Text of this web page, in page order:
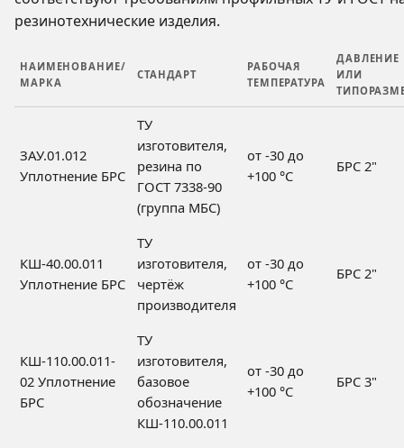
резинотехнические изделия.
НАИМЕНОВАНИЕ/
МАРКА
СТАНДАРТ
РАБОЧАЯ
ТЕМПЕРАТУРА
ДАВЛЕНИЕ
ИЛИ
ЗАУ.01.012
Уплотнение БРС
ТУ
изготовителя,
резина по
ГОСТ 7338-90
(группа МБС)
от -30 до
+100 °C
БРС 2"
КШ-40.00.011
Уплотнение БРС
ТУ
изготовителя,
чертёж
производителя
от -30 до
+100 °C
БРС 2"
КШ-110.00.011-
02 Уплотнение
БРС
ТУ
изготовителя,
базовое
обозначение
КШ-110.00.011
от -30 до
+100 °C
БРС 3"